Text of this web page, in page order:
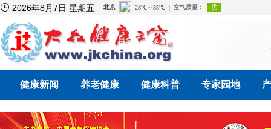
 2026年8月7日 星期五
健康新闻 养老健康 健康科普 专家园地